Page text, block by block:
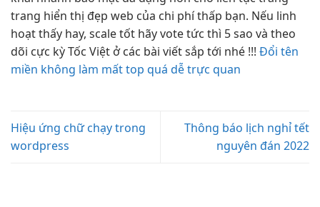
trang hiển thị đẹp web của chi phí thấp bạn. Nếu linh
hoạtthấy hay, scale tốt hãy votetức thì 5 sao và theo
dõi cực kỳ Tốc Việt ở các bài viết sắp tới nhé !!! Đổi tên
miền không làm mất top quá dễ trực quan
Hiệu ứng chữ chạy trong
wordpress
Thông báo lịch nghỉ tết
nguyên đán 2022